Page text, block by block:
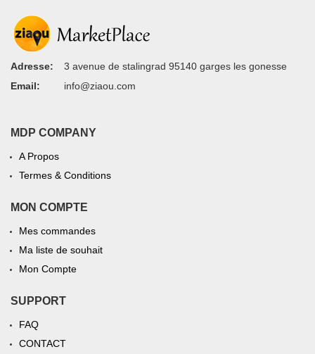
Adresse:
3 avenue de stalingrad 95140 garges les gonesse
Email:
info@ziaou.com
MDP COMPANY
A Propos
Termes & Conditions
MON COMPTE
Mes commandes
Ma liste de souhait
Mon Compte
SUPPORT
FAQ
CONTACT